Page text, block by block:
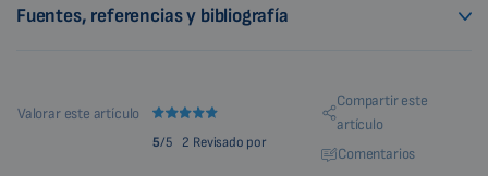
Fuentes, referencias y bibliografía
Valorar este artículo
5/5 2 Revisado por
Compartir este
artículo
Comentarios